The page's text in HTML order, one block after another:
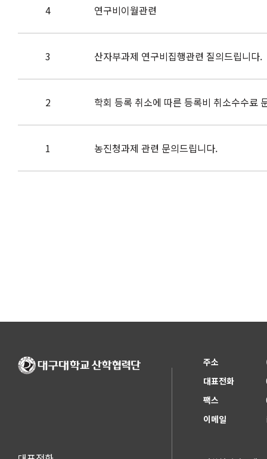
4 연구비이월관련
3 산자부과제 연구비집행관련 질의드립니다.
2 학회 등록 취소에 따른 등록비 취소수수료
1 농진청과제 관련 문의드립니다.
주소
대표전화
팩스
이메일